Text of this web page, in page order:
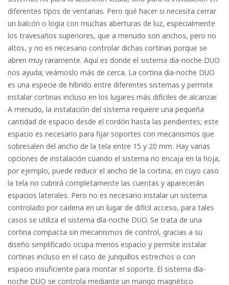
diferentes tipos de ventanas. Pero qué hacer si necesita cerrar
un balcón o logia con muchas aberturas de luz, especialmente
los travesaños superiores, que a menudo son anchos, pero no
altos, y no es necesario controlar dichas cortinas porque se
abren muy raramente. Aquí es donde el sistema día-noche DUO
nos ayuda; veámoslo más de cerca. La cortina día-noche DUO
es una especie de híbrido entre diferentes sistemas y permite
instalar cortinas incluso en los lugares más difíciles de alcanzar.
A menudo, la instalación del sistema requiere una pequeña
cantidad de espacio desde el cordón hasta las pendientes; este
espacio es necesario para fijar soportes con mecanismos que
sobresalen del ancho de la tela entre 15 y 20 mm. Hay varias
opciones de instalación cuando el sistema no encaja en la hoja,
por ejemplo, puede reducir el ancho de la cortina, en cuyo caso
la tela no cubrirá completamente las cuentas y aparecerán
espacios laterales. Pero no es necesario instalar un sistema
controlado por cadena en un lugar de difícil acceso, para tales
casos se utiliza el sistema día-noche DUO. Se trata de una
cortina compacta sin mecanismos de control, gracias a su
diseño simplificado ocupa menos espacio y permite instalar
cortinas incluso en el caso de junquillos estrechos o con
espacio insuficiente para montar el soporte. El sistema día-
noche DUO se controla mediante un mango magnético